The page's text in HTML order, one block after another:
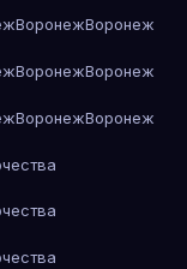
ВоронежВоронеж
ВоронежВоронеж
ВоронежВоронеж